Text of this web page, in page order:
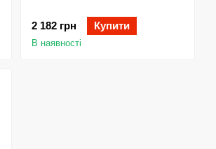
2 182 грн Купити
В наявності